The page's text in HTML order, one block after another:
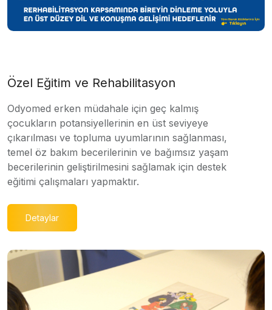
Özel Eğitim ve Rehabilitasyon
Odyomed erken müdahale için geç kalmış
çocukların potansiyellerinin en üst seviyeye
çıkarılması ve topluma uyumlarının sağlanması,
temel öz bakım becerilerinin ve bağımsız yaşam
becerilerinin geliştirilmesini sağlamak için destek
eğitimi çalışmaları yapmaktır.
Detaylar